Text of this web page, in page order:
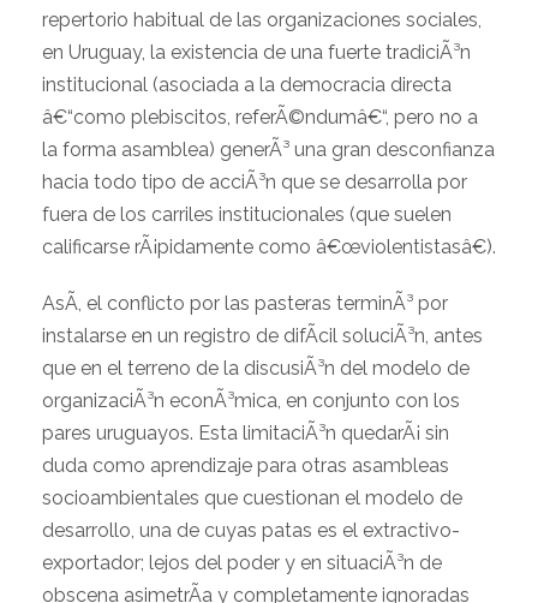
repertorio habitual de las organizaciones sociales,
en Uruguay, la existencia de una fuerte tradiciÃ³n
institucional (asociada a la democracia directa
â€“como plebiscitos, referÃ©ndumâ€“, pero no a
la forma asamblea) generÃ³ una gran desconfianza
hacia todo tipo de acciÃ³n que se desarrolla por
fuera de los carriles institucionales (que suelen
calificarse rÃ¡pidamente como â€œviolentistasâ€).
AsÃ­, el conflicto por las pasteras terminÃ³ por
instalarse en un registro de difÃ­cil soluciÃ³n, antes
que en el terreno de la discusiÃ³n del modelo de
organizaciÃ³n econÃ³mica, en conjunto con los
pares uruguayos. Esta limitaciÃ³n quedarÃ¡ sin
duda como aprendizaje para otras asambleas
socioambientales que cuestionan el modelo de
desarrollo, una de cuyas patas es el extractivo-
exportador; lejos del poder y en situaciÃ³n de
obscena asimetrÃ­a y completamente ignoradas